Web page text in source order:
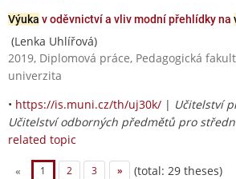
Výuka v oděvnictví a vliv modní přehlídky na
(Lenka Uhlířová)
2019, Diplomová práce, Pedagogická
univerzita
• https://is.muni.cz/th/uj30k/ | Učitelství
Učitelství odborných předmětů pro
related topic
« 1 2 3 » (total: 29 theses)